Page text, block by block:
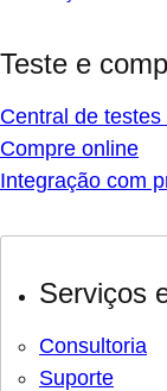
Teste e
Central de
Compre online
Integração com
Serviços
Consultoria
Suporte